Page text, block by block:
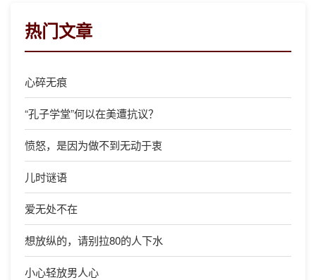
热门文章
心碎无痕
“孔子学堂”何以在美遭抗议？
愤怒，是因为做不到无动于衷
儿时谜语
爱无处不在
想放纵的，请别拉80的人下水
小心轻放男人心